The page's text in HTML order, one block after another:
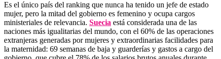
Es el único país del ranking que nunca ha tenido un jefe de estado
mujer, pero la mitad del gobierno es femenino y ocupa cargos
ministeriales de relevancia. Suecia está considerada una de las
naciones más igualitarias del mundo, con el 60% de las operaciones
extranjeras generadas por mujeres y extraordinarias facilidades para
la maternidad: 69 semanas de baja y guarderías y gastos a cargo del